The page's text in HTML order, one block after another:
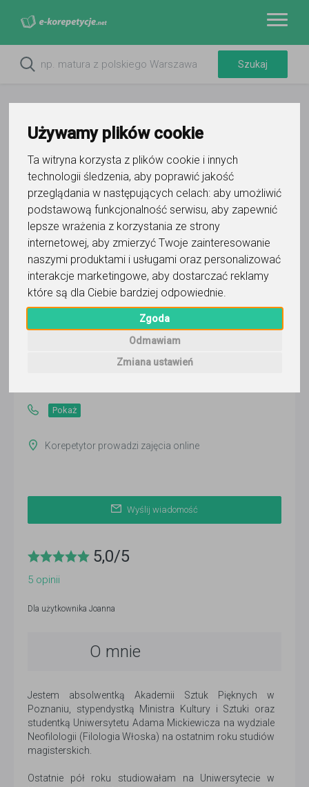
Używamy plików cookie
Ta witryna korzysta z plików cookie i innych
technologii śledzenia, aby poprawić jakość
przeglądania w następujących celach: aby umożliwić
podstawową funkcjonalność serwisu, aby zapewnić
lepsze wrażenia z korzystania ze strony
internetowej, aby zmierzyć Twoje zainteresowanie
naszymi produktami i usługami oraz personalizować
interakcje marketingowe, aby dostarczać reklamy
które są dla Ciebie bardziej odpowiednie
Zgoda
Odmawiam
Zmiana ustawień
Pokaż
Korepetytor prowadzi zajęcia online
Wyślij wiadomość
5,0/5
5 opinii
Dla użytkownika Joanna
O mnie
Jestem absolwentką Akademii Sztuk Pięknych w
Poznaniu, stypendystką Ministra Kultury i Sztuki oraz
studentką Uniwersytetu Adama Mickiewicza na wydziale
Neofilologii (Filologia Włoska) na ostatnim roku studiów
magisterskich.
Ostatnie pół roku studiowałam na Uniwersytecie w